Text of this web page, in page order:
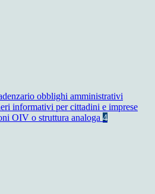
obblighi amministrativi
informativi per cittadini e imprese
OIV o struttura analoga 4